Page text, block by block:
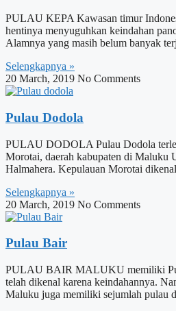
PULAU KEPA Kawasan timur
hentinya menyuguhkan keindahan
Alamnya yang masih belum banyak
Selengkapnya »
20 March, 2019 No Comments
Pulau Dodola
PULAU DODOLA Pulau Dodola
Morotai, daerah kabupaten di Maluku
Halmahera. Kepulauan Morotai
Selengkapnya »
20 March, 2019 No Comments
Pulau Bair
PULAU BAIR MALUKU memiliki
telah dikenal karena keindahannya.
Maluku juga memiliki sejumlah pulau